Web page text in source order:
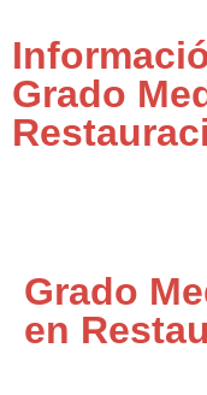
Grado
Grado
en